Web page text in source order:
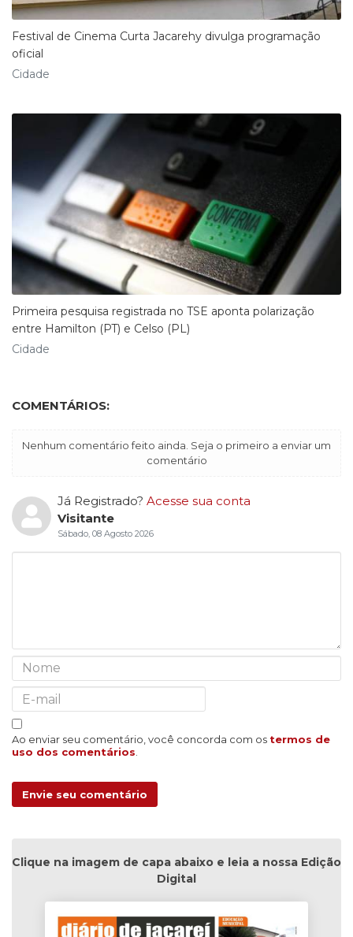
Festival de Cinema Curta Jacarehy divulga programação
oficial
Cidade
Primeira pesquisa registrada no TSE aponta polarização
entre Hamilton (PT) e Celso (PL)
Cidade
COMENTÁRIOS:
Nenhum comentário feito ainda. Seja o primeiro a enviar um
comentário
Já Registrado? Acesse sua conta
Visitante
Sábado, 08 Agosto 2026
Ao enviar seu comentário, você concorda com os termos de
uso dos comentários
Envie seu comentário
Clique na imagem de capa abaixo e leia a nossa Edição
Digital